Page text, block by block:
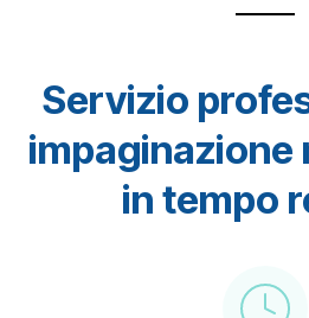
Servizio
impaginazione
in tempo